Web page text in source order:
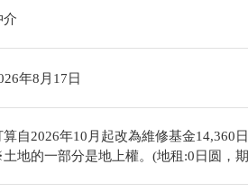
介
年8月17日
算自2026年10月起改為維修基金14,360日
地的一部分是地上權。(地租:0日圆，